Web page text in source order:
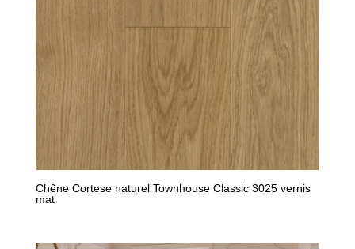
Chêne Cortese naturel Townhouse Classic 3025 vernis
mat